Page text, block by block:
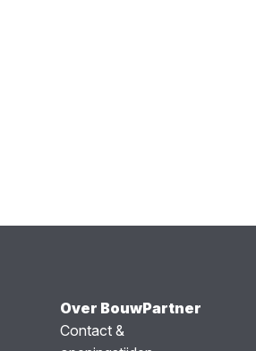
Over BouwPartner
Contact &